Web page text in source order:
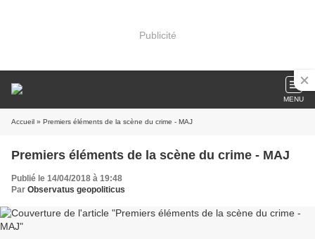
Publicité
MENU
Accueil » Premiers éléments de la scène du crime - MAJ
Premiers éléments de la scène du crime - MAJ
Publié le 14/04/2018 à 19:48
Par Observatus geopoliticus